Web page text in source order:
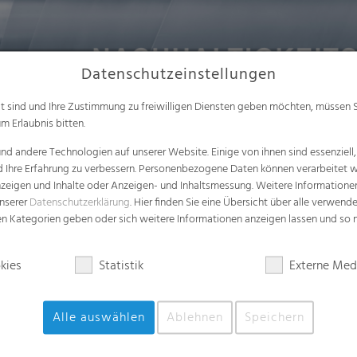
konkret und wirksam? Durch die Einbindung aller
zeigt die RKW-Gruppe, wie sie zentrale
Handeln am Prinzip der doppelten Wesentlichkeit aus:
alle relevanten Themen zu erfassen. Schon in der
berücksichtigt.
Verantwortung sowie Grundlage für unseren
für kommende Generationen. Das Prinzip der
in denen wir den größten, bleibenden Beitrag leisten
Datenschutzeinstellungen
sind und Ihre Zustimmung zu freiwilligen Diensten geben möchten, müssen
Erlaubnis bitten.
andere Technologien auf unserer Website. Einige von ihnen sind
Erfahrung zu verbessern. Personenbezogene Daten können verarbeitet
und Inhalte oder Anzeigen- und Inhaltsmessung. Weitere
Datenschutzerklärung. Hier finden Sie eine Übersicht über alle
Kategorien geben oder sich weitere Informationen anzeigen lassen und so
Statistik Externe
Alle auswählen Ablehnen Speichern